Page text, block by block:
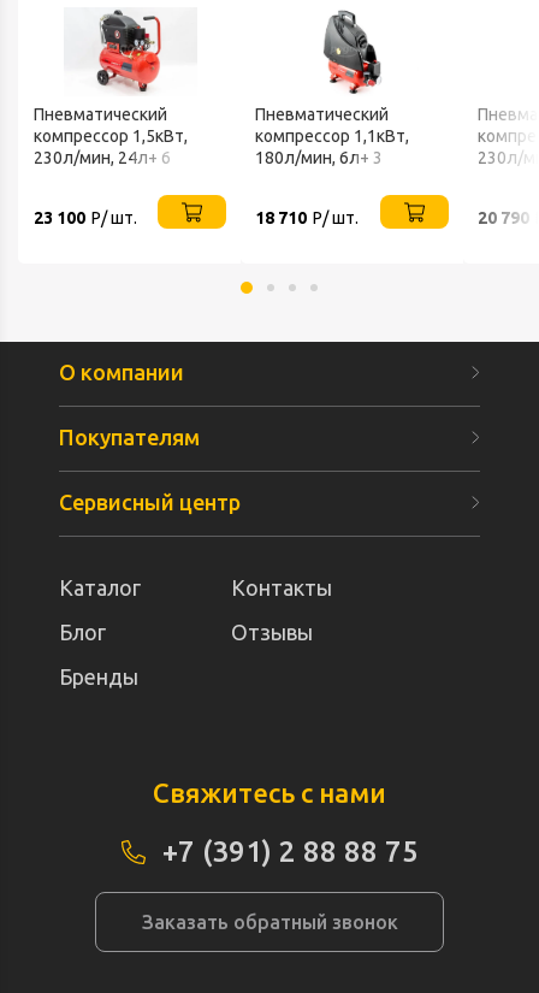
Пневматический
компрессор 1,5кВт,
230л/мин, 24л+ 6
23 100 Р/ шт.
Пневматический
компрессор 1,1кВт,
180л/мин, 6л+ 3
18 710 Р/ шт.
230л/
20 790
О компании
Покупателям
Сервисный центр
Каталог
Контакты
Блог
Отзывы
Бренды
Свяжитесь с нами
+7 (391) 2 88 88 75
Заказать обратный звонок